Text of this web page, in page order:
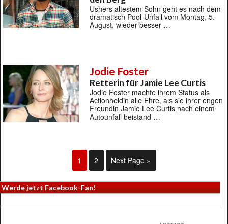
Ushers ältestem Sohn geht es nach dem
dramatisch Pool-Unfall vom Montag, 5.
August, wieder besser …
Jodie Foster
Retterin für Jamie Lee Curtis
Jodie Foster machte ihrem Status als
Actionheldin alle Ehre, als sie ihrer engen
Freundin Jamie Lee Curtis nach einem
Autounfall beistand …
1 2 Next Page »
Werde jetzt Facebook-Fan!